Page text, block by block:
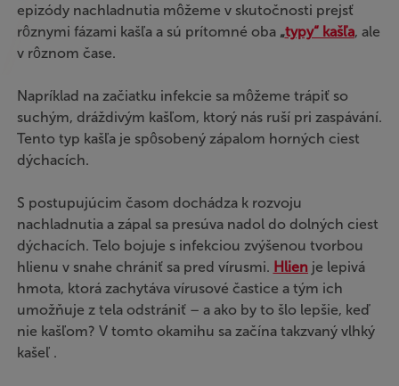
epizódy nachladnutia môžeme v skutočnosti prejsť
rôznymi fázami kašľa a sú prítomné oba „typy“ kašľa, ale
v rôznom čase.
Napríklad na začiatku infekcie sa môžeme trápiť so
suchým, dráždivým kašľom, ktorý nás ruší pri zaspávání.
Tento typ kašľa je spôsobený zápalom horných ciest
dýchacích.
S postupujúcim časom dochádza k rozvoju
nachladnutia a zápal sa presúva nadol do dolných ciest
dýchacích. Telo bojuje s infekciou zvýšenou tvorbou
hlienu v snahe chrániť sa pred vírusmi. Hlienje lepivá
hmota, ktorá zachytáva vírusové častice a tým ich
umožňuje z tela odstrániť – a ako by to šlo lepšie, keď
nie kašľom? V tomto okamihu sa začína takzvaný vlhký
kašeľ .